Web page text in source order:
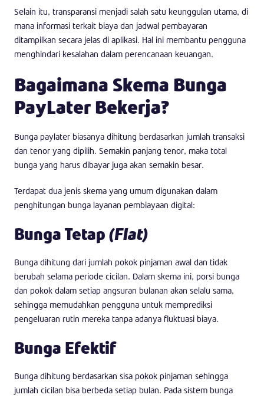
Selain itu, transparansi menjadi salah satu keunggulan utama, di
mana informasi terkait biaya dan jadwal pembayaran
ditampilkan secara jelas di aplikasi. Hal ini membantu pengguna
menghindari kesalahan dalam perencanaan keuangan.
Bagaimana Skema Bunga
PayLater Bekerja?
Bunga paylater biasanya dihitung berdasarkan jumlah transaksi
dan tenor yang dipilih. Semakin panjang tenor, maka total
bunga yang harus dibayar juga akan semakin besar.
Terdapat dua jenis skema yang umum digunakan dalam
penghitungan bunga layanan pembiayaan digital:
Bunga Tetap(Flat)
Bunga dihitung dari jumlah pokok pinjaman awal dan tidak
berubah selama periode cicilan. Dalam skema ini, porsi bunga
dan pokok dalam setiap angsuran bulanan akan selalu sama,
sehingga memudahkan pengguna untuk memprediksi
pengeluaran rutin mereka tanpa adanya fluktuasi biaya.
Bunga Efektif
Bunga dihitung berdasarkan sisa pokok pinjaman sehingga
jumlah cicilan bisa berbeda setiap bulan. Pada sistem bunga